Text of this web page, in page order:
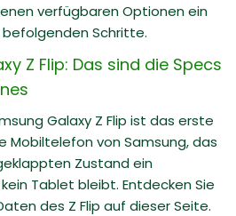
verfügbaren Optionen ein
Schritte.
Z Flip: Das sind die Specs
Galaxy Z Flip ist das erste
Mobiltelefon von Samsung, das
Zustand ein
Tablet bleibt. Entdecken Sie
des Z Flip auf dieser Seite.